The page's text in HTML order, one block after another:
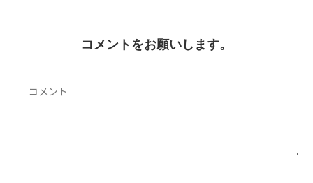
コメントをお願いします。